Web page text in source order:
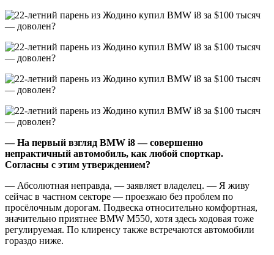
— На первый взгляд BMW i8 — совершенно
непрактичный автомобиль, как любой спорткар.
Согласны с этим утверждением?
— Абсолютная неправда, — заявляет владелец. — Я живу
сейчас в частном секторе — проезжаю без проблем по
просёлочным дорогам. Подвеска относительно комфортная,
значительно приятнее BMW M550, хотя здесь ходовая тоже
регулируемая. По клиренсу также встречаются автомобили
гораздо ниже.